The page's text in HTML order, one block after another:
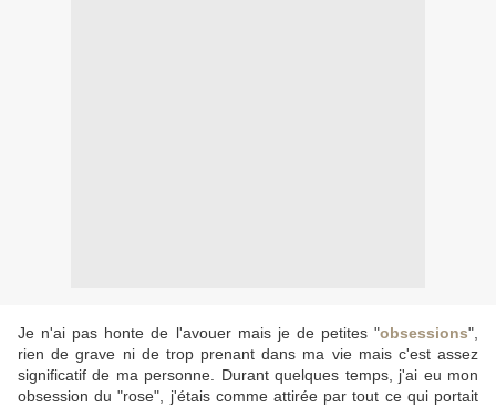
Je n'ai pas honte de l'avouer mais je de petites "obsessions",
rien de grave ni de trop prenant dans ma vie mais c'est assez
significatif de ma personne. Durant quelques temps, j'ai eu mon
obsession du "rose", j'étais comme attirée par tout ce qui portait